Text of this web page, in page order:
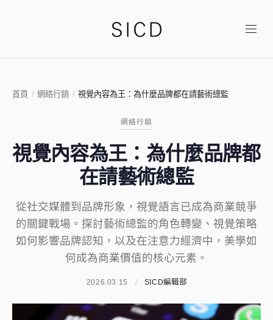
首頁 / 網絡行銷 / 視覺內容為王：為什麼品牌都在請藝術總監
網絡行銷
視覺內容為王：為什麼品牌都
在請藝術總監
從社交媒體到品牌形象，視覺語言已成為商業競爭
的關鍵戰場。探討藝術總監的角色轉變、視覺策略
如何影響品牌認知，以及在注意力經濟中，美學如
何成為商業價值的核心元素。
2026.03.15 / SICD編輯部